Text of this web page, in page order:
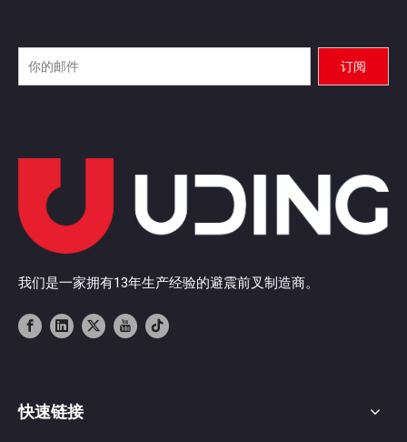
订阅
我们是一家拥有13年生产经验的避震前叉制造商。
快速链接